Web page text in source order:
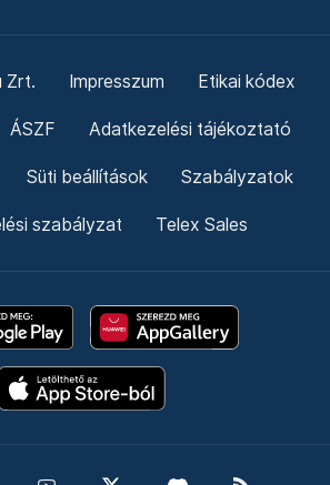
Zrt. Impresszum Etikai kódex
ÁSZF Adatkezelési tájékoztató
Süti beállítások Szabályzatok
szabályzat Telex Sales